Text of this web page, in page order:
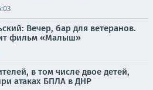
Вечер, бар для ветеранов.
фильм «Малыш»
в том числе двое детей,
атаках БПЛА в ДНР